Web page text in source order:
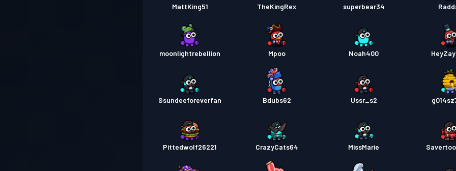
Savaş
Savaş
MattKing51 TheKingRex superbear34
moonlightrebellion Mpoo Noah400
Ssundeeforeverfan Bdubs62 Ussr_s2
Pittedwolf26221 CrazyCats64 MissMarie